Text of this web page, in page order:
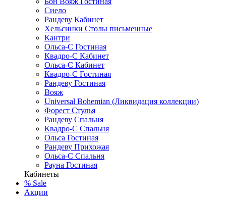
Сиело
Рандеву Кабинет
Хельсинки Столы письменные
Кантри
Ольса-С Гостиная
Квадро-С Кабинет
Ольса-С Кабинет
Квадро-С Гостиная
Рандеву Гостиная
Вояж
Universal Bohemian (Ликвидация коллекции)
Форест Стулья
Рандеву Спальня
Квадро-С Спальня
Ольса Гостиная
Рандеву Прихожая
Ольса-С Спальня
Рауна Гостиная
Кабинеты
% Sale
Акции